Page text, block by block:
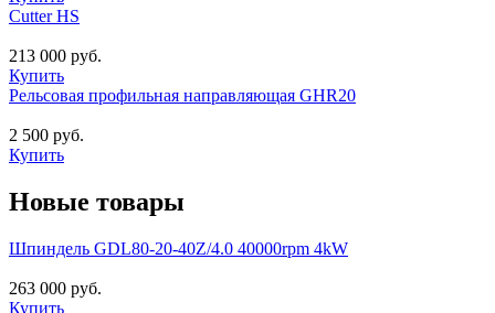
Cutter HS
213 000 руб.
Купить
Рельсовая профильная направляющая GHR20
2 500 руб.
Купить
Новые товары
Шпиндель GDL80-20-40Z/4.0 40000rpm 4kW
263 000 руб.
Купить